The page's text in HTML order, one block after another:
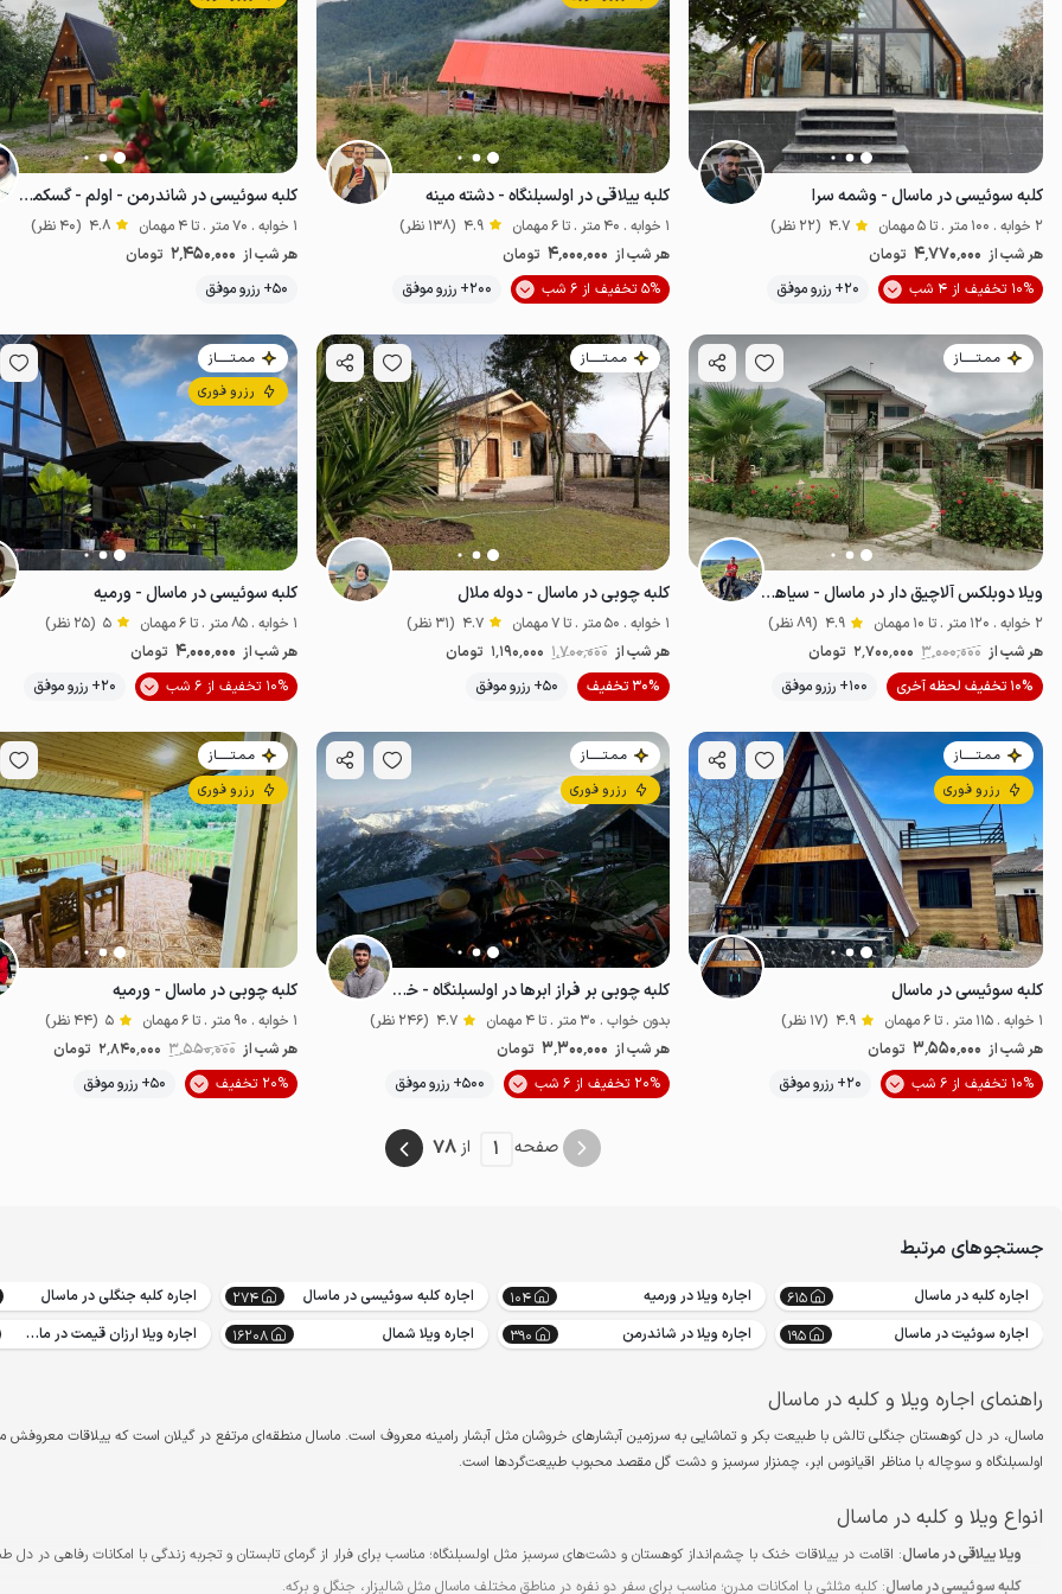
کلبه سوئیسی در ماسال - وشمه سرا
2 خوابه . 100 متر . تا 5 مهمان 4.7 (22 نظر)
هر شب از 4٬770٬000 تومان
10% تخفیف از 4 شب
20+ رزرو موفق موقعیت در نقشه
کلبه ییلاقی در اولسبلنگاه - دشته مینه
1 خوابه . 40 متر . تا 6 مهمان 4.9 (138 نظر)
هر شب از 4٬000٬000 تومان
5% تخفیف از 6 شب
200+ رزرو موفق خوش منظره
کلبه سوئیسی در شاندرمن - اولم - گسکمینجان
1 خوابه . 70 متر . تا 4 مهمان 4.8 (40 نظر)
هر شب از 2٬450٬000 تومان
50+ رزرو موفق
مـمـتــــــاز
ویلا دوبلکس آلاچیق دار در ماسال - سیاهدول
2 خوابه . 120 متر . تا 10 مهمان 4.9 (89 نظر)
هر شب از 3٬000٬000 2٬700٬000 تومان
10% تخفیف لحظه آخری
100+ رزرو موفق خوش منظره موقعیت در نقشه
مـمـتــــــاز
کلبه چوبی در ماسال - دوله ملال
1 خوابه . 50 متر . تا 7 مهمان 4.7 (31 نظر)
هر شب از 1٬700٬000 1٬190٬000 تومان
30% تخفیف
50+ رزرو موفق موقعیت در نقشه
مـمـتــــــاز
رزرو فوری
کلبه سوئیسی در ماسال - ورمیه
1 خوابه . 85 متر . تا 6 مهمان 5 (25 نظر)
هر شب از 4٬000٬000 تومان
10% تخفیف از 6 شب
20+ رزرو موفق
مـمـتــــــاز
رزرو فوری
کلبه سوئیسی در ماسال
1 خوابه . 115 متر . تا 6 مهمان 4.9 (17 نظر)
هر شب از 3٬550٬000 تومان
10% تخفیف از 6 شب
20+ رزرو موفق خوش منظره موقعیت در نقشه
مـمـتــــــاز
رزرو فوری
کلبه چوبی بر فراز ابرها در اولسبلنگاه - خریدول
بدون خواب . 30 متر . تا 4 مهمان 4.7 (246 نظر)
هر شب از 3٬300٬000 تومان
20% تخفیف از 6 شب
500+ رزرو موفق خوش منظره
مـمـتــــــاز
رزرو فوری
کلبه چوبی در ماسال - ورمیه
1 خوابه . 90 متر . تا 6 مهمان 5 (44 نظر)
هر شب از 3٬550٬000 2٬840٬000 تومان
20% تخفیف
50+ رزرو موفق
صفحه 1 از 78
جستجوهای مرتبط
اجاره کلبه در ماسال 615 اجاره ویلا در ورمیه 104 اجاره کلبه سوئیسی در ماسال 274 اجاره کلبه جنگلی در ماسال
اجاره سوئیت در ماسال
195 اجاره ویلا در شاندرمن 390 اجاره ویلا شمال 16208 اجاره ویلا ارزان قیمت در ماسال
راهنمای اجاره ویلا و کلبه در ماسال
ماسال، در دل کوهستان جنگلی تالش با طبیعت بکر و تماشایی به سرزمین آبشارهای خروشان مثل آبشار رامینه معروف است. ماسال منطقه‌ای مرتفع در گیلان است که ییلاقات معروفش
اولسبلنگاه و سوچاله با مناظر اقیانوس ابر، چمنزار سرسبز و دشت گل مقصد محبوب طبیعت‌گردها است.
انواع ویلا و کلبه در ماسال
ویلا ییلاقی در ماسال: اقامت در ییلاقات خنک با چشم‌انداز کوهستان و دشت‌های سرسبز مثل اولسبلنگاه؛ مناسب برای فرار از گرمای تابستان و تجربه زندگی با امکانات رفاهی در دل
کلبه سوئیسی در ماسال: کلبه مثلثی با امکانات مدرن؛ مناسب برای سفر دو نفره در مناطق مختلف ماسال مثل شالیزار، جنگل و برکه.